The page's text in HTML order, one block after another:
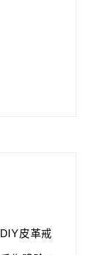
皮革戒